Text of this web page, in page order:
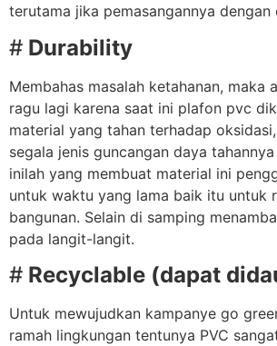
terutama jika pemasangannya dengan
# Durability
Membahas masalah ketahanan, maka
ragu lagi karena saat ini plafon pvc
material yang tahan terhadap
segala jenis guncangan daya
inilah yang membuat material ini
untuk waktu yang lama baik itu untuk
bangunan. Selain di samping
pada langit-langit.
# Recyclable (dapat
Untuk mewujudkan kampanye go
ramah lingkungan tentunya PVC